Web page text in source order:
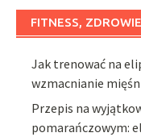
FITNESS,
Jak trenować na
wzmacnianie
Przepis na
pomarańczowym: